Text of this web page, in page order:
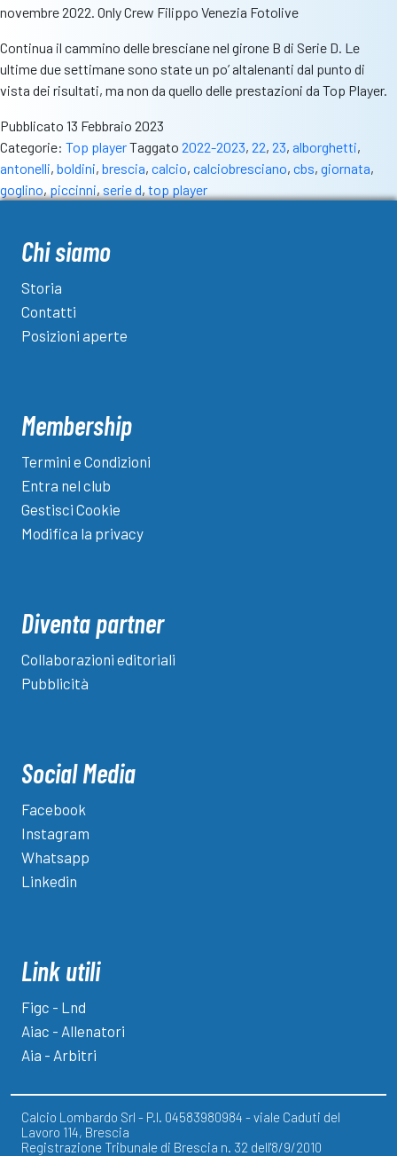
novembre 2022. Only Crew Filippo Venezia Fotolive
Continua il cammino delle bresciane nel girone B di Serie D. Le
ultime due settimane sono state un po’ altalenanti dal punto di
vista dei risultati, ma non da quello delle prestazioni da Top Player.
Pubblicato 13 Febbraio 2023
Categorie: Top playerTaggato 2022-2023, 22, 23, alborghetti,
antonelli, boldini, brescia, calcio, calciobresciano, cbs, giornata,
goglino, piccinni, serie d, top player
Chi siamo
Storia
Contatti
Posizioni aperte
Membership
Termini e Condizioni
Entra nel club
Gestisci Cookie
Modifica la privacy
Diventa partner
Collaborazioni editoriali
Pubblicità
Social Media
Facebook
Instagram
Whatsapp
Linkedin
Link utili
Figc - Lnd
Aiac - Allenatori
Aia - Arbitri
Calcio Lombardo Srl - P.I. 04583980984 - viale Caduti del
Lavoro 114, Brescia
Registrazione Tribunale di Brescia n. 32 dell'8/9/2010